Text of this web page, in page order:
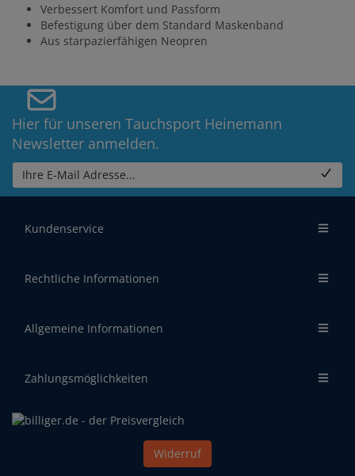
Verbessert Komfort und Passform
Befestigung über dem Standard Maskenband
Aus starpazierfähigen Neopren
Hier für unseren Tauchsport Heinemann
Newsletter anmelden.
Ihre E-Mail Adresse...
Kundenservice
Rechtliche Informationen
Allgemeine Informationen
Zahlungsmöglichkeiten
Widerruf